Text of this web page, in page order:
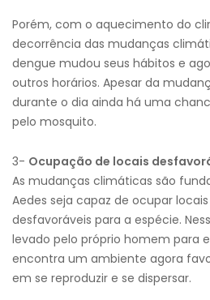
Porém, com o aquecimento do
decorrência das mudanças
dengue mudou seus hábitos e
outros horários. Apesar da
durante o dia ainda há uma
pelo mosquito.
3- Ocupação de locais
As mudanças climáticas são
Aedes seja capaz de ocupar
desfavoráveis para a espécie.
levado pelo próprio homem para
encontra um ambiente agora
em se reproduzir e se dispersar.